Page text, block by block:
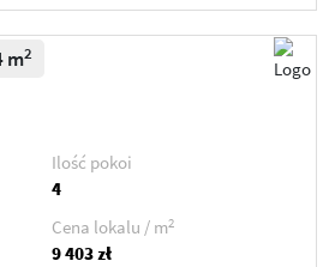
m2
Ilość pokoi
4
Cena lokalu / m2
9 403 zł